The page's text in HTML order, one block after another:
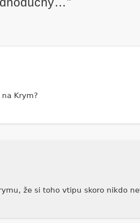
Krym?
že si toho vtipu skoro nikdo